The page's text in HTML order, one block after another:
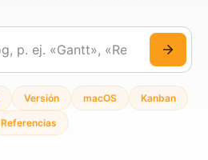
Versión macOS Kanban
Referencias